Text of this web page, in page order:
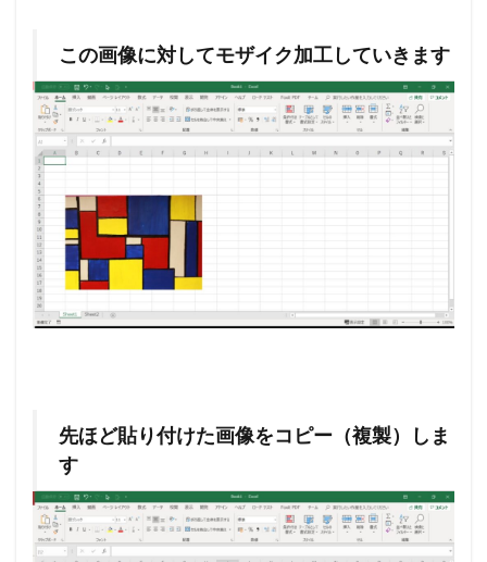
この画像に対してモザイク加工していきます
先ほど貼り付けた画像をコピー（複製）しま
す